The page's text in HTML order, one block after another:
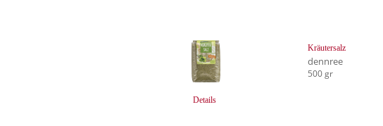
Details
Kräutersalz
dennree
500 gr